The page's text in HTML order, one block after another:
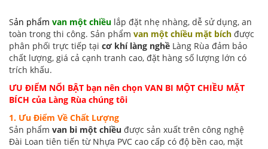
Sản phẩm van một chiều lắp đặt nhẹ nhàng, dễ sử dụng, an
toàn trong thi công. Sản phẩm van một chiều mặt bích được
phân phối trực tiếp tại cơ khí làng nghề Làng Rùa đảm bảo
chất lượng, giá cả cạnh tranh cao, đặt hàng số lượng lớn có
trích khấu.
ƯU ĐIỂM NỔI BẬT bạn nên chọn VAN BI MỘT CHIỀU MẶT
BÍCH của Làng Rùa chúng tôi
1. Ưu Điểm Về Chất Lượng
Sản phẩm van bi một chiều được sản xuất trên công nghệ
Đài Loan tiên tiến từ Nhựa PVC cao cấp có độ bền cao, mặt